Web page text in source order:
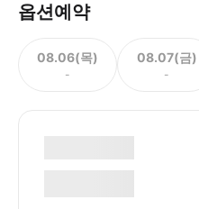
옵션예약
08.06(목)
-
08.07(금)
-